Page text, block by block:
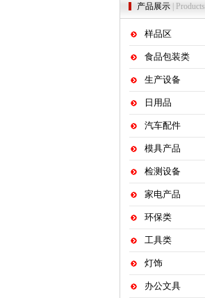
产品展示 | Products
样品区
食品包装类
生产设备
日用品
汽车配件
模具产品
检测设备
家电产品
环保类
工具类
灯饰
办公文具